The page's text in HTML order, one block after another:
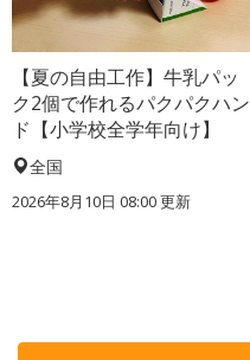
【夏の自由工作】牛乳パッ
ク2個で作れるパクパクハン
ド【小学校全学年向け】
全国
2026年8月10日 08:00更新